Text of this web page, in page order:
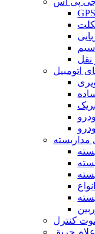
نقل
اتومبیل
مداربسته
کنترل
حریق